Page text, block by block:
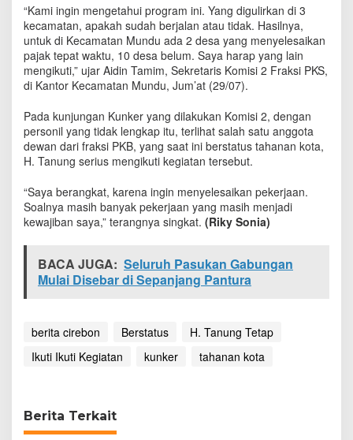
t
a
,
H
.
T
a
u
n
g
T
t
a
p
u
t
g
a
“Kami ingin mengetahui program ini. Yang digulirkan di 3
kecamatan, apakah sudah berjalan atau tidak. Hasilnya,
untuk di Kecamatan Mundu ada 2 desa yang menyelesaikan
pajak tepat waktu, 10 desa belum‎. Saya harap yang lain
mengikuti,” ujar Aidin Tamim, Sekretaris Komisi 2 Fraksi PKS,
di Kantor Kecamatan Mundu, Jum’at (29/07).
Pada kunjungan Kunker yang dilakukan Komisi 2, dengan
personil yang tidak lengkap itu, terlihat salah satu anggota
dewan dari fraksi PKB, yang saat ini berstatus tahanan kota‎,
H. Tanung serius mengikuti kegiatan tersebut.
“‎Saya berangkat, karena ingin menyelesaikan pekerjaan.
Soalnya masih banyak pekerjaan yang masih menjadi
kewajiban saya,” terangnya singkat. (Riky Sonia)
BACA JUGA: Seluruh Pasukan Gabungan
Mulai Disebar di Sepanjang Pantura
berita cirebon Berstatus
H. Tanung Tetap
Ikuti Ikuti Kegiatan
kunker tahanan kota
Berita Terkait